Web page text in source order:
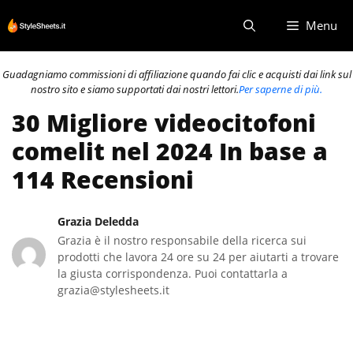
al
contenuto
Menu
Guadagniamo commissioni di affiliazione quando fai clic e acquisti dai link sul
nostro sito e siamo supportati dai nostri lettori.Per saperne di più.
30 Migliore videocitofoni
comelit nel 2024 In base a
114 Recensioni
Grazia Deledda
Grazia è il nostro responsabile della ricerca sui
prodotti che lavora 24 ore su 24 per aiutarti a trovare
la giusta corrispondenza. Puoi contattarla a
grazia@stylesheets.it